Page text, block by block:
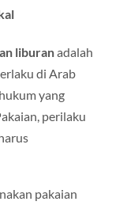
liburanadalah
di Arab
yang
perilaku
pakaian